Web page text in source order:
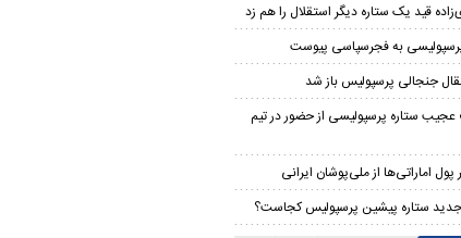
قید یک ستاره دیگر استقلال را هم زد
به فجرسپاسی پیوست
جنجالی پرسپولیس باز شد
عجیب ستاره پرسپولیسی از حضور در تیم
اماراتی‌ها از ملی‌پوشان ایرانی
ستاره پیشین پرسپولیس کجاست؟